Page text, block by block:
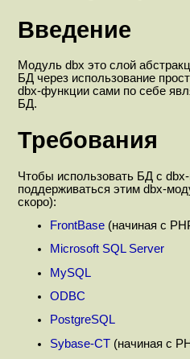
Введение
Модуль dbx это слой
БД через использование
dbx-функции сами по себе
БД.
Требования
Чтобы использовать БД с
поддерживаться этим dbx-
скоро):
FrontBase (начиная с
Microsoft SQL Server
MySQL
ODBC
PostgreSQL
Sybase-CT (начиная с